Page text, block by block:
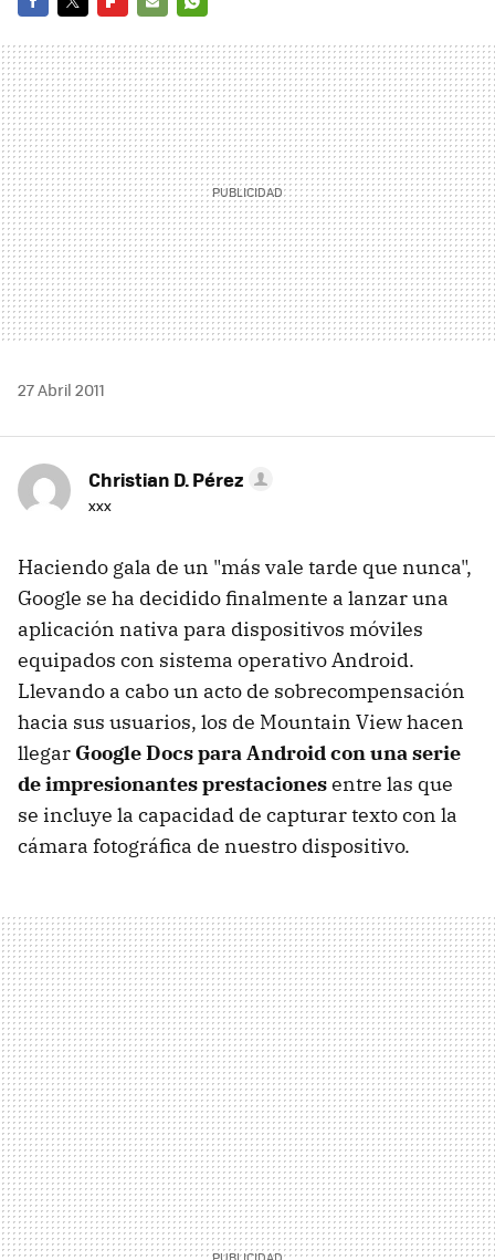
MAIL
27 Abril 2011
Christian D. Pérez
xxx
Haciendo gala de un "más vale tarde que nunca",
Google se ha decidido finalmente a lanzar una
aplicación nativa para dispositivos móviles
equipados con sistema operativo Android.
Llevando a cabo un acto de sobrecompensación
hacia sus usuarios, los de Mountain View hacen
llegar Google Docs para Android con una serie
de impresionantes prestacionesentre las que
se incluye la capacidad de capturar texto con la
cámara fotográfica de nuestro dispositivo.